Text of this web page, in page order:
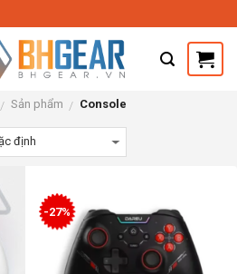
/ Sản phẩm / Console
-27%